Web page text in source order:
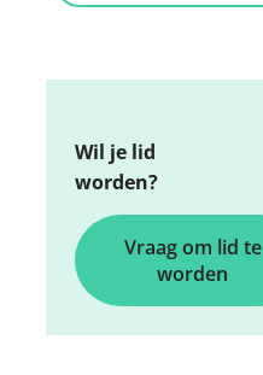
Wil je lid
worden?
Vraag om lid te
worden